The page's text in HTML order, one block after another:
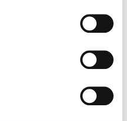
Spagettikurpitsa Pyza
Sisältää arvonlisäveron